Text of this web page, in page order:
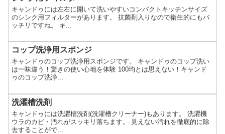
キャンドゥには左右に開いて洗いやすいコンパクトキッチンサイズ
のシンク用フィルターがあります。 抗菌剤入りなので衛生的にもバ
ッチリですね。 キ...
コップ洗浄用スポンジ
キャンドゥのコップ洗浄用スポンジです。 キャンドゥのコップ洗い
は一味違う！驚きの使い心地を体験 100均とは思えない！キャンド
ゥのコップ洗浄...
洗濯槽洗剤
キャンドゥには洗濯槽洗剤(洗濯槽クリーナー)もあります。 洗濯機
ウラのカビ・汚れがスッキリ落ちます。 見えない汚れを徹底的に除
去することがで...